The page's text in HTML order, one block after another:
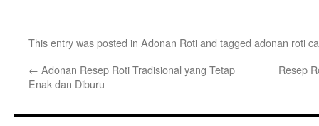
This entry was posted in Adonan Rotiand tagged adonan roti
← Adonan Resep Roti Tradisional yang Tetap
Enak dan Diburu
Resep